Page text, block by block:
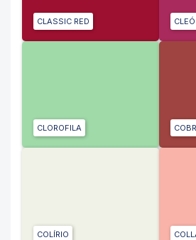
CLASSIC RED
CLOROFILA
COLÍRIO